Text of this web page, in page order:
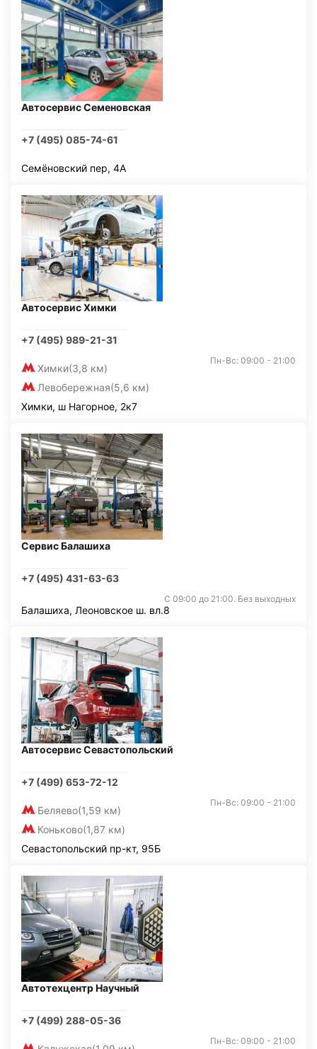
Автосервис Семеновская
+7 (495) 085-74-61
Семёновский пер, 4А
Автосервис Химки
+7 (495) 989-21-31
Химки(3,8 км)
Левобережная(5,6 км)
Пн-Вс: 09:00 - 21:00
Химки, ш Нагорное, 2к7
Сервис Балашиха
+7 (495) 431-63-63
С 09:00 до 21:00. Без выходных
Балашиха, Леоновское ш. вл.8
Автосервис Севастопольский
+7 (499) 653-72-12
Беляево(1,59 км)
Коньково(1,87 км)
Пн-Вс: 09:00 - 21:00
Севастопольский пр-кт, 95Б
Автотехцентр Научный
+7 (499) 288-05-36
Пн-Вс: 09:00 - 21:00